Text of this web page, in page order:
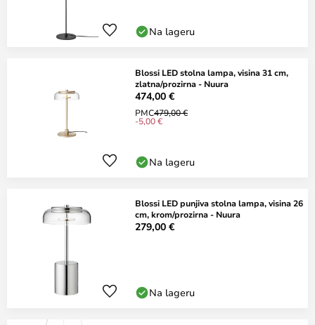
Na lageru
Blossi LED stolna lampa, visina 31 cm,
zlatna/prozirna - Nuura
474,00 €
PMC479,00 €
-5,00 €
Na lageru
Blossi LED punjiva stolna lampa, visina 26
cm, krom/prozirna - Nuura
279,00 €
Na lageru